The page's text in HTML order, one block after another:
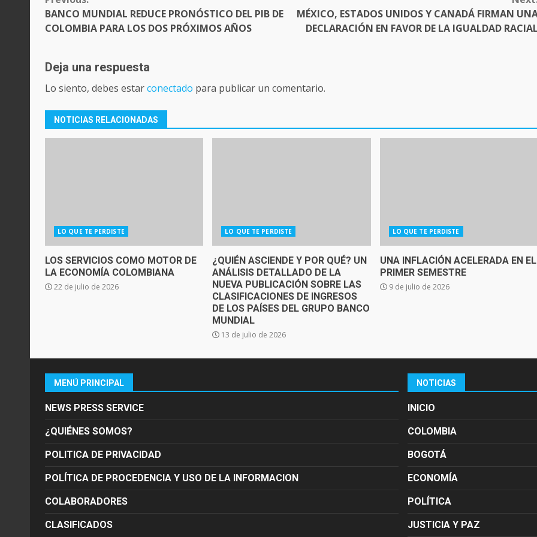
READING
BANCO MUNDIAL REDUCE PRONÓSTICO DEL PIB DE
COLOMBIA PARA LOS DOS PRÓXIMOS AÑOS
MÉXICO, ESTADOS UNIDOS Y CANADÁ FIRMAN
DECLARACIÓN EN FAVOR DE LA IGUALDAD
Deja una respuesta
Lo siento, debes estarconectado para publicar un comentario.
NOTICIAS RELACIONADAS
LO QUE TE PERDISTE
LOS SERVICIOS COMO MOTOR DE
LA ECONOMÍA COLOMBIANA
22 de julio de 2026
LO QUE TE PERDISTE
¿QUIÉN ASCIENDE Y POR QUÉ? UN
ANÁLISIS DETALLADO DE LA
NUEVA PUBLICACIÓN SOBRE LAS
CLASIFICACIONES DE INGRESOS
DE LOS PAÍSES DEL GRUPO BANCO
MUNDIAL
13 de julio de 2026
LO QUE TE PERDISTE
UNA INFLACIÓN ACELERADA EN EL
PRIMER SEMESTRE
9 de julio de 2026
MENÚ PRINCIPAL
NEWS PRESS SERVICE
¿QUIÉNES SOMOS?
POLITICA DE PRIVACIDAD
POLÍTICA DE PROCEDENCIA Y USO DE LA INFORMACION
COLABORADORES
CLASIFICADOS
NOTICIAS
INICIO
COLOMBIA
BOGOTÁ
ECONOMÍA
POLÍTICA
JUSTICIA Y PAZ